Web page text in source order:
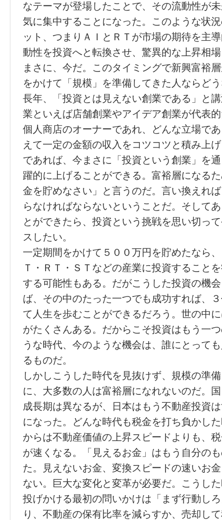
なテーマが登場したことで、その流動性が
気に集中することになった。このような状
ット、つまりＡＩとＲＴが市場の期待を主
動性を投資へと転換させ、驚異的な上昇相
まさに、今だ。このタイミングで新興富裕
をかけて「規模」を準備してきた人ならど
長年、「投資とは見えない創業である」と
業といえば店舗創業やアイデア創業が代表
個人商店のオーナーであれ、どんな立場で
えて一定の金額の収入をコツコツと積み上
であれば、今まさに「投資という創業」を
躍的に上げることができる。富裕層になる
金を貯めなさい」と言うのだ。言い換えれ
らなければならないということだ。そして
とができたら、投資という挑戦を思い切っ
スしたい。
一定期間をかけて５００万円を貯めたなら
Ｔ・ＲＴ・ＳＴなどの産業に投資すること
する可能性もある。だがこうした投資の機
ば、その中のたった一つでも成功すれば、
て人生を歩むことができるだろう。世の中
がたくさんある。だからこそ投資はもう一
うな時代、今のような機会は、誰にとって
るものだ。
しかしこうした時代を見抜けず、規模の準
に、大多数の人は富裕層になれないのだ。
成長期は異なるが、日本はもう不動産投資
になった。どんな時代も税金を打ち負かし
からは不動産価値の上昇スピードよりも、
が速くなる。「見えるお金」はもう自分の
た。見えないお金、変換スピードの速いお
ない。巨大な変化と変革が必要だ。こうし
投げかける最初の問いかけは「まず行動し
り、不動産の保有比率を減らすか、売却し